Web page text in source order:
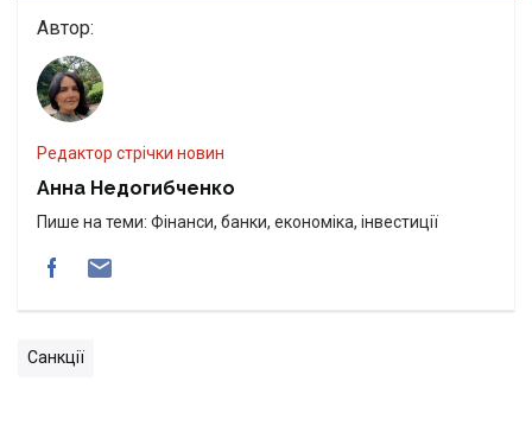
Автор:
Редактор стрічки новин
Анна Недогибченко
Пише на теми: Фінанси, банки, економіка, інвестиції
Санкції